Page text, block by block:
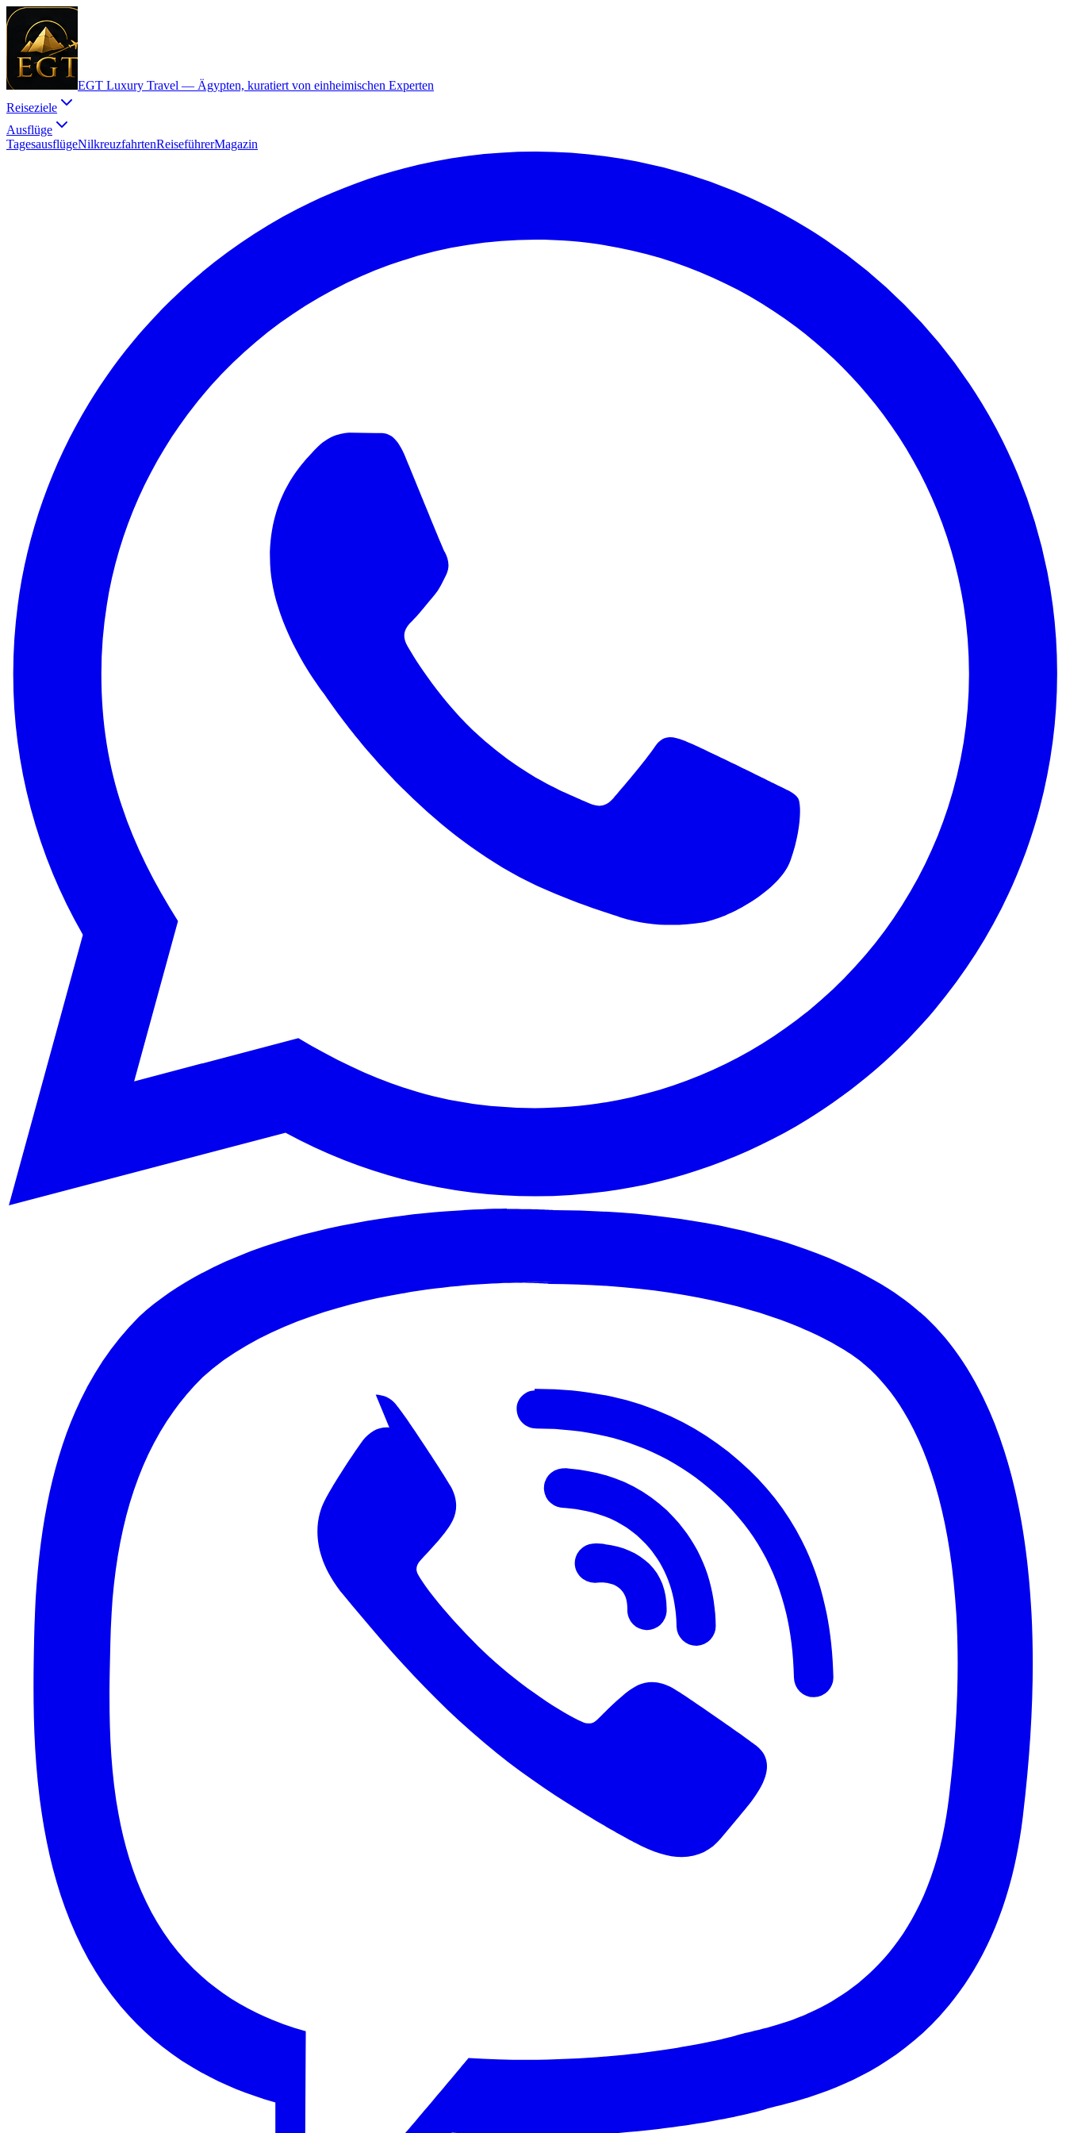
EGT Luxury Travel — Ägypten, kuratiert von einheimischen Experten
Reiseziele
Ausflüge
TagesausflügeNilkreuzfahrtenReiseführerMagazin